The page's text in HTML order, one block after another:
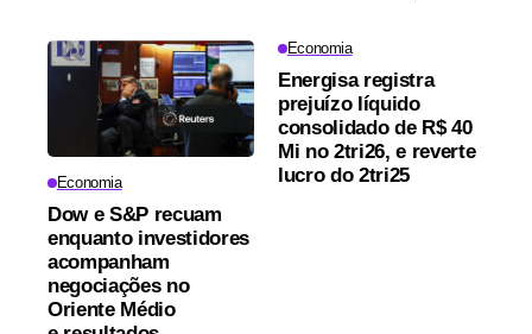
Economia
Dow e S&P recuam
enquanto investidores
acompanham
negociações no
Oriente Médio
Economia
Energisa registra
prejuízo líquido
consolidado de R$ 40
Mi no 2tri26, e reverte
lucro do 2tri25